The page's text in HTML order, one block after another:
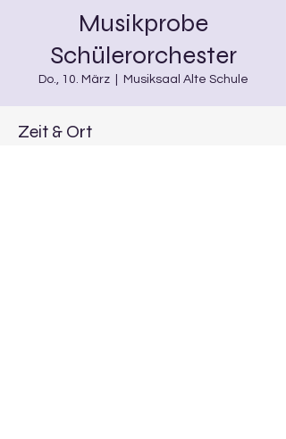
Musikprobe
Schülerorchester
Do., 10. März
  |
Musiksaal Alte Schule
Zeit & Ort